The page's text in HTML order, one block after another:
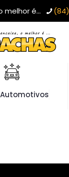
melhor é...